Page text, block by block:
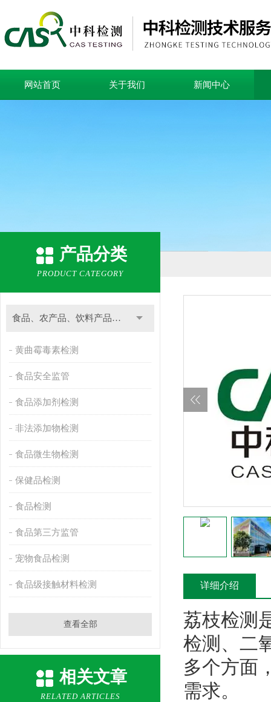
网站首页 关于我们 新闻中心
产品分类
PRODUCT CATEGORY
食品、农产品、饮料产品检测
黄曲霉毒素检测
食品安全监管
食品添加剂检测
非法添加物检测
食品微生物检测
保健品检测
食品检测
食品第三方监管
宠物食品检测
食品级接触材料检测
查看全部
相关文章
RELATED ARTICLES
详细介绍
荔枝检测
检测、二
多个方面
需求。